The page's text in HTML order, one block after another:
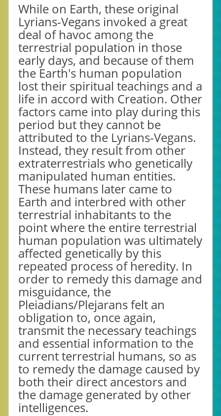
While on Earth, these original
Lyrians-Vegans invoked a great
deal of havoc among the
terrestrial population in those
early days, and because of them
the Earth's human population
lost their spiritual teachings and a
life in accord with Creation. Other
factors came into play during this
period but they cannot be
attributed to the Lyrians-Vegans.
Instead, they result from other
extraterrestrials who genetically
manipulated human entities.
These humans later came to
Earth and interbred with other
terrestrial inhabitants to the
point where the entire terrestrial
human population was ultimately
affected genetically by this
repeated process of heredity. In
order to remedy this damage and
misguidance, the
Pleiadians/Plejarans felt an
obligation to, once again,
transmit the necessary teachings
and essential information to the
current terrestrial humans, so as
to remedy the damage caused by
both their direct ancestors and
the damage generated by other
intelligences.